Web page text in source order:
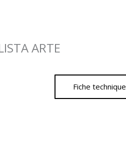
ARTE
Fiche technique